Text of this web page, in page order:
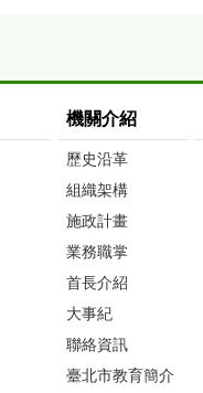
機關介紹
歷史沿革
組織架構
施政計畫
業務職掌
首長介紹
大事紀
聯絡資訊
臺北市教育簡介